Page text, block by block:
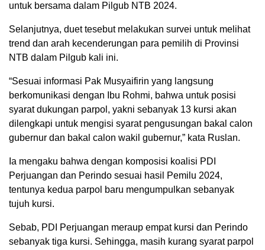
untuk bersama dalam Pilgub NTB 2024.
Selanjutnya, duet tesebut melakukan survei untuk melihat
trend dan arah kecenderungan para pemilih di Provinsi
NTB dalam Pilgub kali ini.
“Sesuai informasi Pak Musyaifirin yang langsung
berkomunikasi dengan Ibu Rohmi, bahwa untuk posisi
syarat dukungan parpol, yakni sebanyak 13 kursi akan
dilengkapi untuk mengisi syarat pengusungan bakal calon
gubernur dan bakal calon wakil gubernur,” kata Ruslan.
Ia mengaku bahwa dengan komposisi koalisi PDI
Perjuangan dan Perindo sesuai hasil Pemilu 2024,
tentunya kedua parpol baru mengumpulkan sebanyak
tujuh kursi.
Sebab, PDI Perjuangan meraup empat kursi dan Perindo
sebanyak tiga kursi. Sehingga, masih kurang syarat parpol